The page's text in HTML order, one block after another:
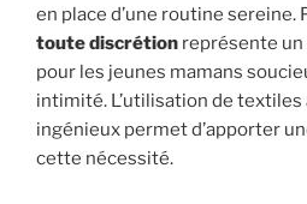
en place d’une routine sereine.
toute discrétion représente
pour les jeunes mamans
intimité. L’utilisation de textiles
ingénieux permet d’apporter
cette nécessité.